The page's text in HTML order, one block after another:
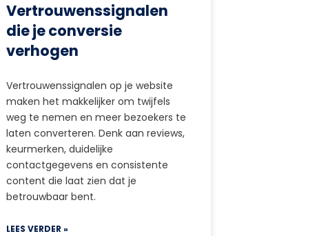
Vertrouwenssignalen
die je conversie
verhogen
Vertrouwenssignalen op je website
maken het makkelijker om twijfels
weg te nemen en meer bezoekers te
laten converteren. Denk aan reviews,
keurmerken, duidelijke
contactgegevens en consistente
content die laat zien dat je
betrouwbaar bent.
LEES VERDER »